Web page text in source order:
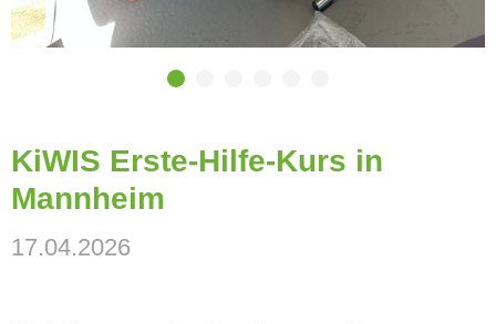
KiWIS Erste-Hilfe-Kurs in
Mannheim
17.04.2026